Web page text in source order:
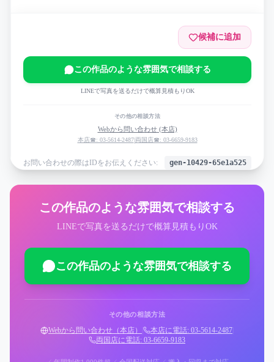
候補に追加
この作品のような雰囲気で相談する
LINEで写真を送るだけで概算見積もりOK
その他の相談方法
Webから問い合わせ (本店)
本店☎: 03-5614-2487|両国店☎: 03-6659-9183
お問い合わせの際はIDをお伝えください: gen-10429-65e1a525
この作品のような雰囲気で相談する
LINEで写真を送るだけで概算見積もりOK
この作品のような雰囲気で相談する
その他の相談方法
Webから問い合わせ（本店） 本店に電話: 03-5614-2487
両国店に電話: 03-6659-9183